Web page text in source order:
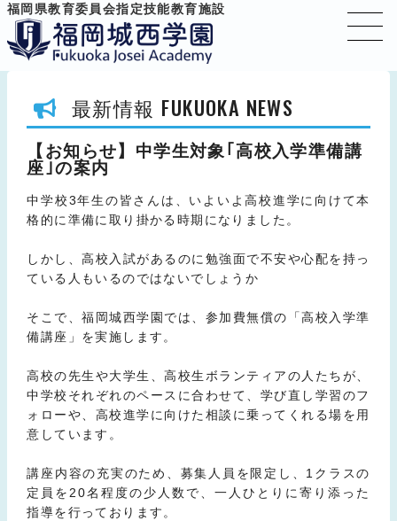
福岡県教育委員会指定技能教育施設
最新情報 FUKUOKA NEWS
【お知らせ】中学生対象｢高校入学準備講
座｣の案内
中学校3年生の皆さんは、いよいよ高校進学に向けて本
格的に準備に取り掛かる時期になりました。
しかし、高校入試があるのに勉強面で不安や心配を持っ
ている人もいるのではないでしょうか
そこで、福岡城西学園では、参加費無償の「高校入学準
備講座」を実施します。
高校の先生や大学生、高校生ボランティアの人たちが、
中学校それぞれのペースに合わせて、学び直し学習のフ
ォローや、高校進学に向けた相談に乗ってくれる場を用
意しています。
講座内容の充実のため、募集人員を限定し、1クラスの
定員を20名程度の少人数で、一人ひとりに寄り添った
指導を行っております。